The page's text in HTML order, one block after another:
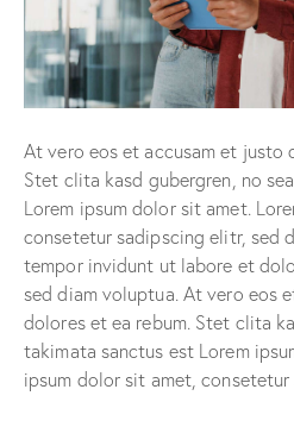
At vero eos et accusam et justo
Stet clita kasd gubergren, no
Lorem ipsum dolor sit amet.
consetetur sadipscing elitr, sed
tempor invidunt ut labore et
sed diam voluptua. At vero eos
dolores et ea rebum. Stet clita
takimata sanctus est Lorem
ipsum dolor sit amet,